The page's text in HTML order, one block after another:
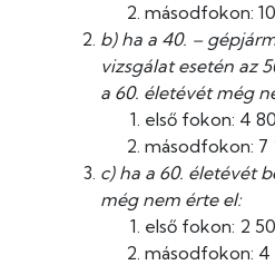
másodfokon:
b) ha a 40. –
vizsgálat esetén az
a 60. életévét még
első fokon: 4
másodfokon: 7
c) ha a 60. életévét
még nem érte el:
első fokon: 2
másodfokon: 4